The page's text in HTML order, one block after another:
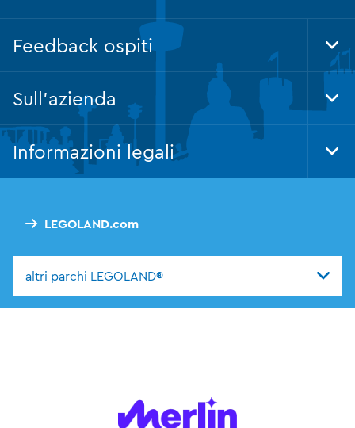
LEGOLAND.com
altri parchi LEGOLAND®
Feedback ospiti
Sull'azienda
Informazioni legali